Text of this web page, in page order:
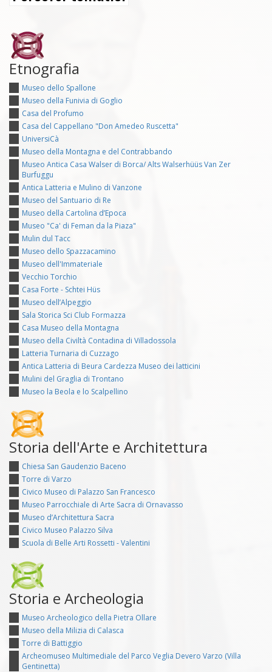
Etnografia
Museo dello Spallone
Museo della Funivia di Goglio
Casa del Profumo
Casa del Cappellano "Don Amedeo Ruscetta"
UniversiCà
Museo della Montagna e del Contrabbando
Museo Antica Casa Walser di Borca/ Alts Walserhüüs Van Zer
Burfuggu
Antica Latteria e Mulino di Vanzone
Museo del Santuario di Re
Museo della Cartolina d’Epoca
Museo "Ca' di Feman da la Piaza"
Mulin dul Tacc
Museo dello Spazzacamino
Museo dell'Immateriale
Vecchio Torchio
Casa Forte - Schtei Hüs
Museo dell’Alpeggio
Sala Storica Sci Club Formazza
Casa Museo della Montagna
Museo della Civiltà Contadina di Villadossola
Latteria Turnaria di Cuzzago
Antica Latteria di Beura Cardezza Museo dei latticini
Mulini del Graglia di Trontano
Museo la Beola e lo Scalpellino
Storia dell'Arte e Architettura
Chiesa San Gaudenzio Baceno
Torre di Varzo
Civico Museo di Palazzo San Francesco
Museo Parrocchiale di Arte Sacra di Ornavasso
Museo d’Architettura Sacra
Civico Museo Palazzo Silva
Scuola di Belle Arti Rossetti - Valentini
Storia e Archeologia
Museo Archeologico della Pietra Ollare
Museo della Milizia di Calasca
Torre di Battiggio
Archeomuseo Multimediale del Parco Veglia Devero Varzo (Villa
Gentinetta)